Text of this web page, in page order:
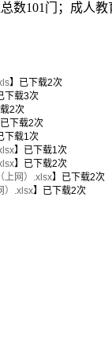
数101门；成人
】已下载2次
下载3次
2次
下载2次
下载1次
】已下载1次
】已下载2次
上网）.xlsx】已下载2次
）.xlsx】已下载2次